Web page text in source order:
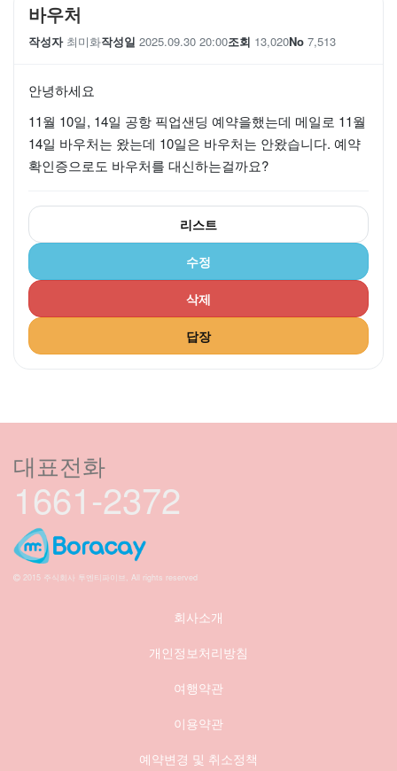
바우처
작성자최미화작성일 2025.09.30 20:00조회 13,020No 7,513
안녕하세요
11월 10일, 14일 공항 픽업샌딩 예약을했는데 메일로 11월
14일 바우처는 왔는데 10일은 바우처는 안왔습니다. 예약
확인증으로도 바우처를 대신하는걸까요?
리스트
수정
삭제
답장
대표전화
1661-2372
2015 주식회사 투엔티파이브, All rights reserved
회사소개
개인정보처리방침
여행약관
이용약관
예약변경 및 취소정책